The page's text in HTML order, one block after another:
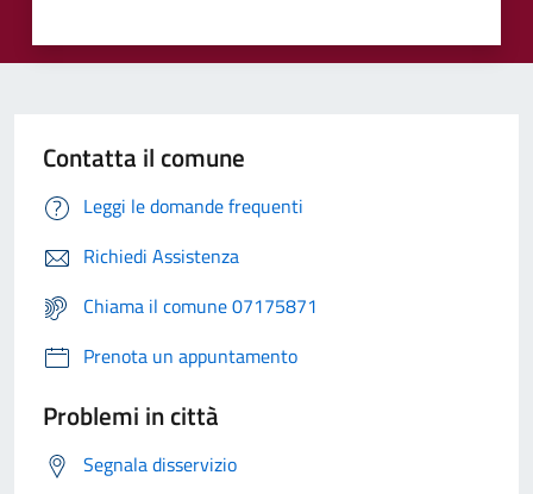
Contatta il comune
Leggi le domande frequenti
Richiedi Assistenza
Chiama il comune 07175871
Prenota un appuntamento
Problemi in città
Segnala disservizio